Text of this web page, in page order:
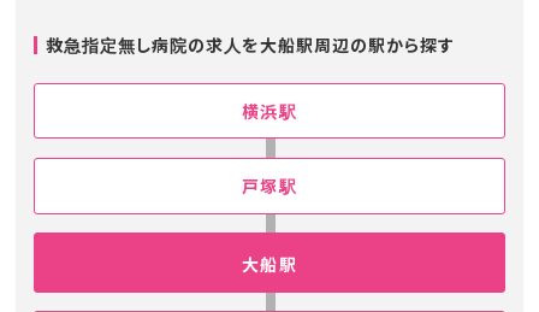
救急指定無し病院の求人を大船駅周辺の駅から探す
横浜駅
戸塚駅
大船駅